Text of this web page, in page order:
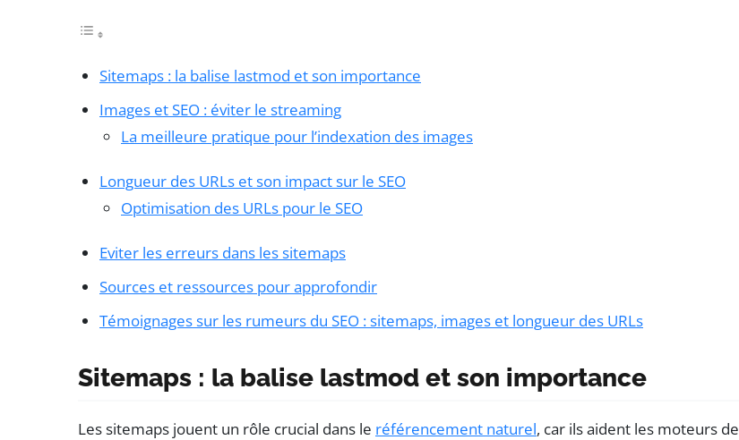
Sitemaps : la balise lastmod et son importance
Images et SEO : éviter le streaming
La meilleure pratique pour l’indexation des images
Longueur des URLs et son impact sur le SEO
Optimisation des URLs pour le SEO
Eviter les erreurs dans les sitemaps
Sources et ressources pour approfondir
Témoignages sur les rumeurs du SEO : sitemaps, images et longueur des URLs
Sitemaps : la balise lastmod et son importance
Les sitemaps jouent un rôle crucial dans le référencement naturel, car ils aident les moteurs de